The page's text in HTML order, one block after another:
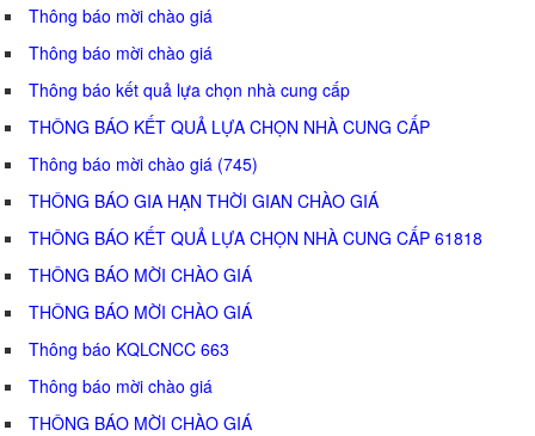
Thông báo mời chào giá
Thông báo mời chào giá
Thông báo kết quả lựa chọn nhà cung cấp
THÔNG BÁO KẾT QUẢ LỰA CHỌN NHÀ CUNG CẤP
Thông báo mời chào giá (745)
THÔNG BÁO GIA HẠN THỜI GIAN CHÀO GIÁ
THÔNG BÁO KẾT QUẢ LỰA CHỌN NHÀ CUNG CẤP 61818
THÔNG BÁO MỜI CHÀO GIÁ
THÔNG BÁO MỜI CHÀO GIÁ
Thông báo KQLCNCC 663
Thông báo mời chào giá
THÔNG BÁO MỜI CHÀO GIÁ